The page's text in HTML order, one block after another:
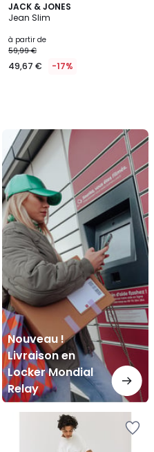
JACK & JONES
Jean Slim
à partir de
59,99 €
49,67 € -17%
Nouveau !
Livraison en
Locker Mondial
Relay
Nouveau
Livraison
en
Locker
Mondial
Relay